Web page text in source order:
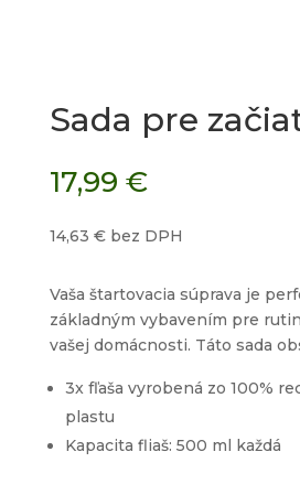
Sada pre
17,99 €
14,63 €bez DPH
Vaša štartovacia súprava je
základným vybavením pre
vašej domácnosti. Táto sada
3x fľaša vyrobená zo 100%
plastu
Kapacita fliaš: 500 ml každá